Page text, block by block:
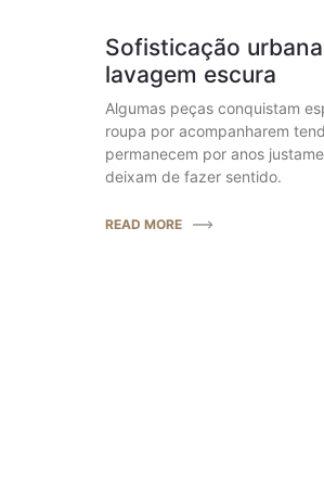
Sofisticação
lavagem escura
Algumas peças conquistam
roupa por acompanharem
permanecem por anos
deixam de fazer sentido.
READ MORE